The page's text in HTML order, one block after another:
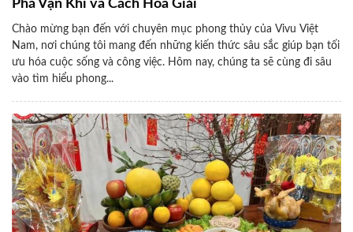
Phá Vận Khí và Cách Hóa Giải
Chào mừng bạn đến với chuyên mục phong thủy của Vivu Việt
Nam, nơi chúng tôi mang đến những kiến thức sâu sắc giúp bạn tối
ưu hóa cuộc sống và công việc. Hôm nay, chúng ta sẽ cùng đi sâu
vào tìm hiểu phong...